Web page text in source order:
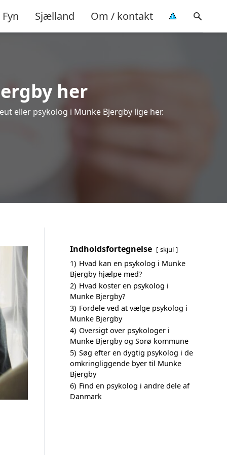
Fyn Sjælland Om / kontakt
her
eller psykolog i Munke Bjergby lige her.
Indholdsfortegnelse skjul
1) Hvad kan en psykolog i Munke
Bjergby hjælpe med?
2) Hvad koster en psykolog i
Munke Bjergby?
3) Fordele ved at vælge psykolog i
Munke Bjergby
4) Oversigt over psykologer i
Munke Bjergby og Sorø kommune
5) Søg efter en dygtig psykolog i de
omkringliggende byer til Munke
Bjergby
6) Find en psykolog i andre dele af
Danmark